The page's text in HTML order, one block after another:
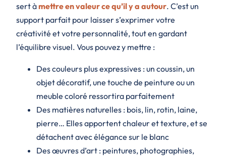
sert àmettre en valeur ce qu’il y a autour. C’est un
support parfait pour laisser s’exprimer votre
créativité et votre personnalité, tout en gardant
l’équilibre visuel. Vous pouvez y mettre :
Des couleurs plus expressives : un coussin, un
objet décoratif, une touche de peinture ou un
meuble coloré ressortira parfaitement
Des matières naturelles : bois, lin, rotin, laine,
pierre… Elles apportent chaleur et texture, et se
détachent avec élégance sur le blanc
Des œuvres d’art : peintures, photographies,